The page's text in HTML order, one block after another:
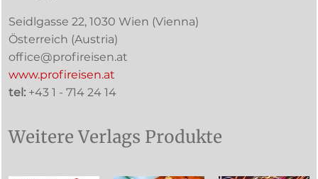
Seidlgasse 22, 1030 Wien (Vienna)
Österreich (Austria)
office@profireisen.at
www.profireisen.at
tel: +43 1 - 714 24 14
Weitere Verlags Produkte